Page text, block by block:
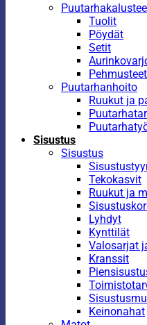
Tuolit
Pöydät
Setit
Puutarhanhoito
Ruukut ja
Sisustus
Sisustus
Tekokasvit
Ruukut ja
Lyhdyt
Kynttilät
Valosarjat
Kranssit
Keinonahat